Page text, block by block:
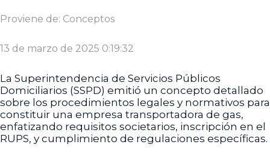
Proviene de: Conceptos
13 de marzo de 2025 0:19:32
La Superintendencia de Servicios Públicos
Domiciliarios (SSPD) emitió un concepto detallado
sobre los procedimientos legales y normativos para
constituir una empresa transportadora de gas,
enfatizando requisitos societarios, inscripción en el
RUPS, y cumplimiento de regulaciones específicas.